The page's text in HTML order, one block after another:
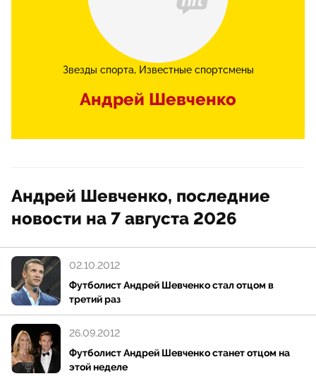
Звезды спорта Известные спортсмены
Андрей Шевченко
Андрей Шевченко, последние
новости на 7 августа 2026
Футболист Андрей Шевченко стал отцом в
третий раз
02.10.2012
Футболист Андрей Шевченко станет отцом на
этой неделе
26.09.2012